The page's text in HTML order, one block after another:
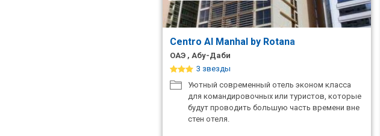
Centro Al Manhal by Rotana
ОАЭ , Абу-Даби
3 звезды
Уютный современный отель эконом класса
для командировочных или туристов, которые
будут проводить большую часть времени вне
стен отеля.